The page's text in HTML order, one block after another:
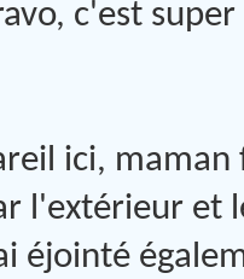
c'est
ici, maman
l'extérieur et
éjointé